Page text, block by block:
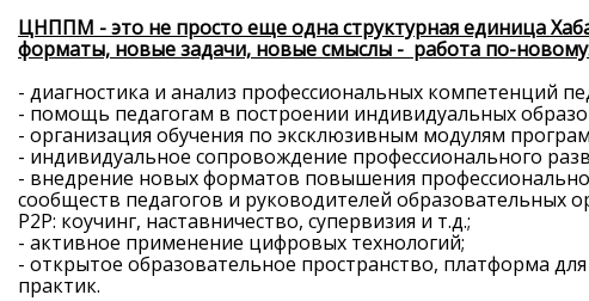
ЦНППМ - это не просто еще одна структурная единица
форматы, новые задачи, новые смыслы - работа по-
- диагностика и анализ профессиональных компетенций
- помощь педагогам в построении индивидуальных
- организация обучения по эксклюзивным модулям
- индивидуальное сопровождение профессионального
- внедрение новых форматов повышения
сообществ педагогов и руководителей образовательных
Р2Р: коучинг, наставничество, супервизия и т.д.;
- активное применение цифровых технологий;
- открытое образовательное пространство, платформа
практик.